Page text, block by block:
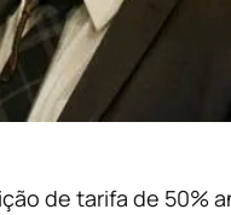
de tarifa de 50%